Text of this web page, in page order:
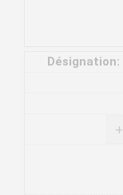
Désignation:
+